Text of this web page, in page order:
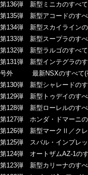
第136弾 新型ミニカのすべ
第135弾 新型アコードのす
第134弾 新型スカイライン
第133弾 新型スープラのす
第132弾 新型ラルゴのすべ
第131弾 新型インテグラの
号外 最新NSXのすべて(
第130弾 新型シャレードの
第129弾 新型トゥデイのす
第128弾 新型ローレルのす
第127弾 ホンダ・ドマーニ
第126弾 新型マークⅡ／クレ
第125弾 スバル・インプレ
第124弾 オートザムAZ-1の
第123弾 新型カリーナのす